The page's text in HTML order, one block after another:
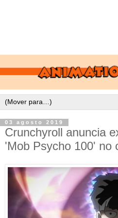
03 agosto 2019
Crunchyroll anuncia
'Mob Psycho 100' no